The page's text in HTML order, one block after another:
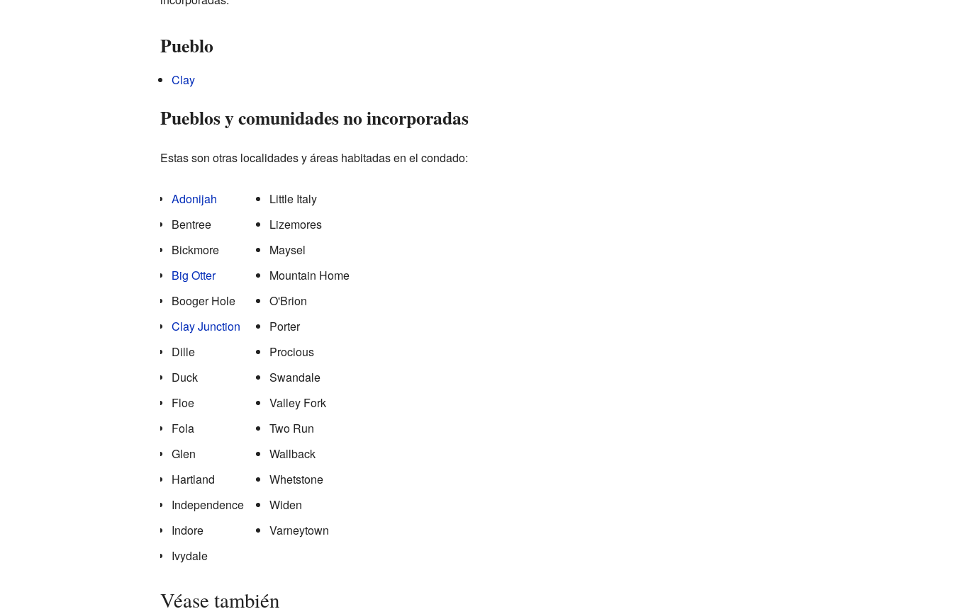
Pueblo
Clay
Pueblos y comunidades no incorporadas
Estas son otras localidades y áreas habitadas en el condado:
Adonijah
Bentree
Bickmore
Big Otter
Booger Hole
Clay Junction
Dille
Duck
Floe
Fola
Glen
Hartland
Independence
Indore
Ivydale
Little Italy
Lizemores
Maysel
Mountain Home
O'Brion
Porter
Procious
Swandale
Valley Fork
Two Run
Wallback
Whetstone
Widen
Varneytown
Véase también